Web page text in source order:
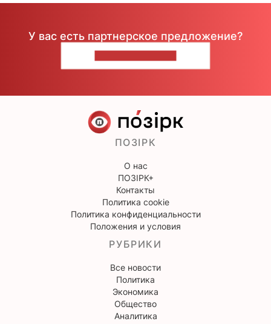
У вас есть партнерское предложение?
ПОЗІРК
О нас
ПОЗІРК+
Контакты
Политика cookie
Политика конфиденциальности
Положения и условия
РУБРИКИ
Все новости
Политика
Экономика
Общество
Аналитика